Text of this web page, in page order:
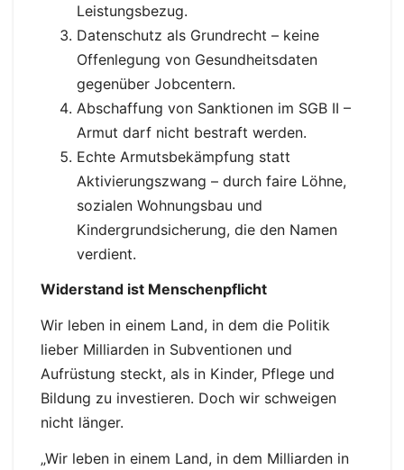
Leistungsbezug.
Datenschutz als Grundrecht – keine
Offenlegung von Gesundheitsdaten
gegenüber Jobcentern.
Abschaffung von Sanktionen im SGB II –
Armut darf nicht bestraft werden.
Echte Armutsbekämpfung statt
Aktivierungszwang – durch faire Löhne,
sozialen Wohnungsbau und
Kindergrundsicherung, die den Namen
verdient.
Widerstand ist Menschenpflicht
Wir leben in einem Land, in dem die Politik
lieber Milliarden in Subventionen und
Aufrüstung steckt, als in Kinder, Pflege und
Bildung zu investieren. Doch wir schweigen
nicht länger.
„Wir leben in einem Land, in dem Milliarden in